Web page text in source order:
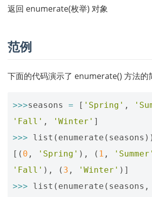
返回 enumerate(枚举) 对象
范例
下面的代码演示了 enumerate() 方法的
>>>seasons = [ 'Spring' ,
'Fall' , 'Winter' ]
>>>
list ( enumerate ( seasons
[( 0 , 'Spring' ), ( 1 , 'Summer'
'Fall' ), ( 3 , 'Winter' )]
>>>
list ( enumerate ( seasons ,